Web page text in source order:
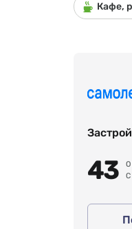
Кафе,
43